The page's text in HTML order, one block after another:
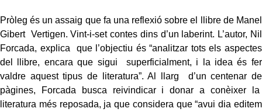
Pròleg és un assaig que fa una reflexió sobre el llibre de Manel
Gibert Vertigen. Vint-i-set contes dins d’un laberint. L’autor, Nil
Forcada, explica que l’objectiu és “analitzar tots els aspectes
del llibre, encara que sigui superficialment, i la idea és fer
valdre aquest tipus de literatura”. Al llarg d’un centenar de
pàgines, Forcada busca reivindicar i donar a conèixer la
literatura més reposada, ja que considera que “avui dia editem